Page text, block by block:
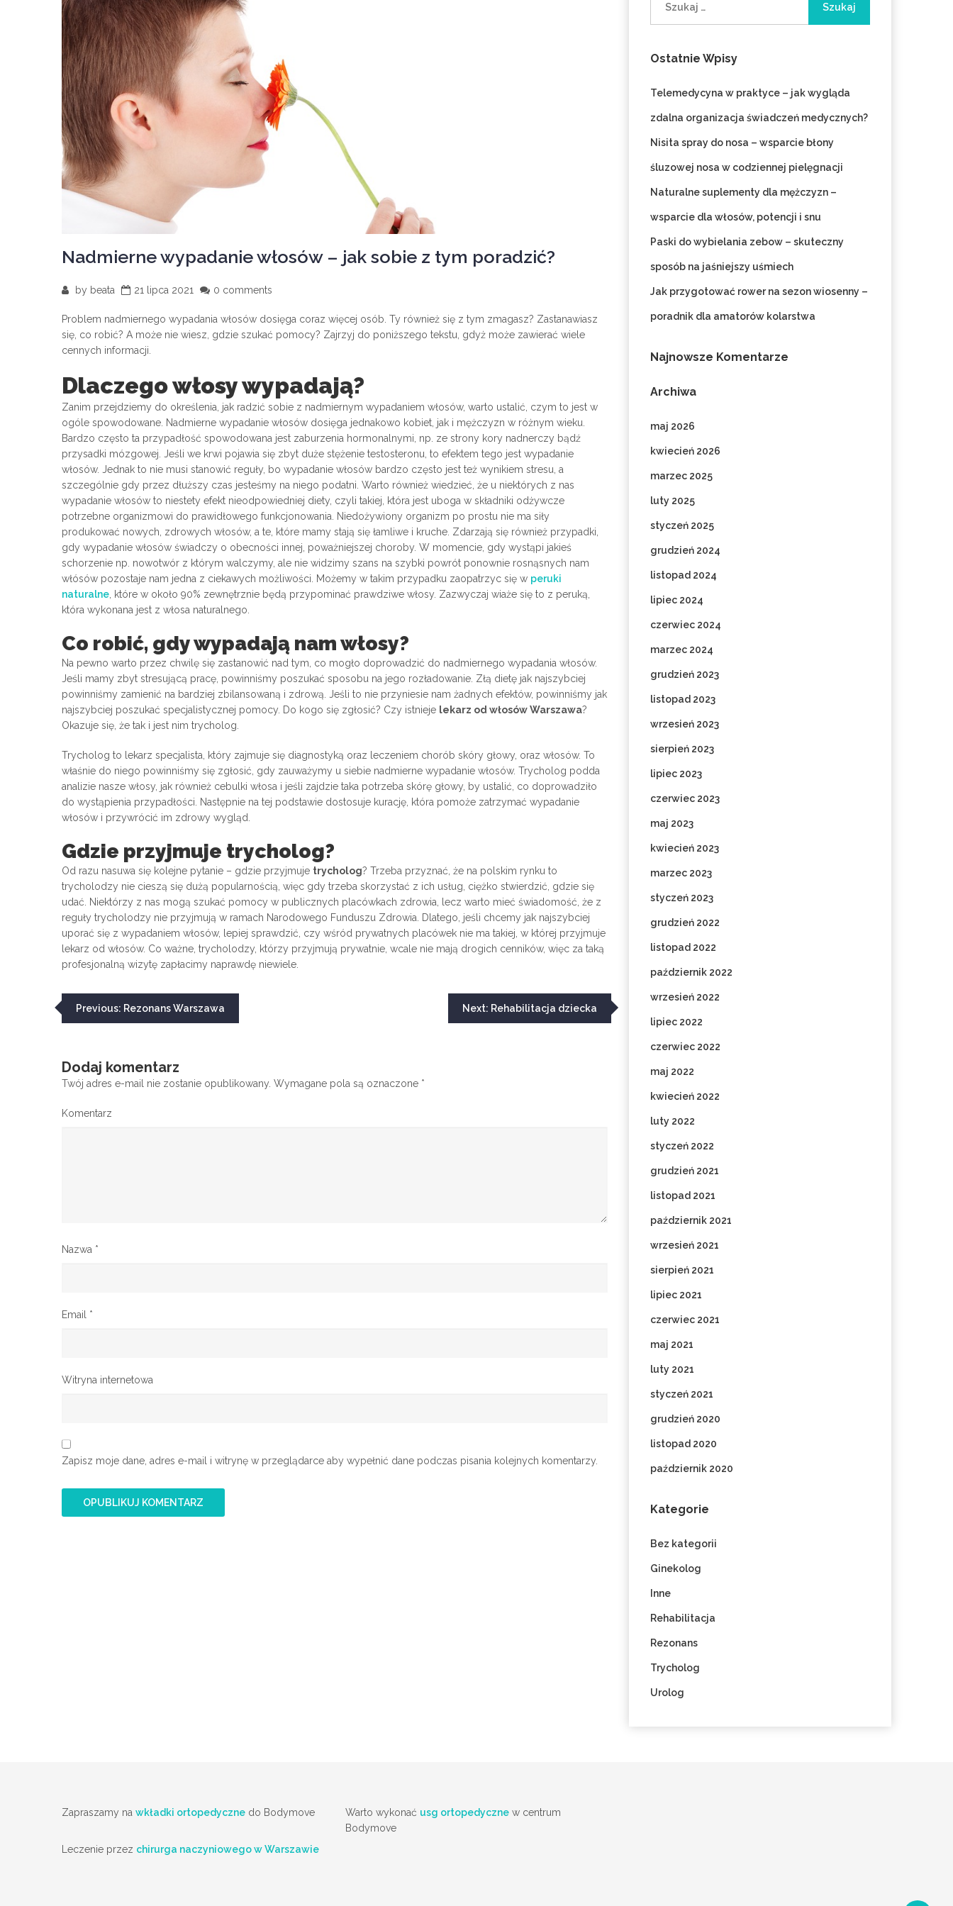
Nadmierne wypadanie włosów – jak sobie z tym poradzić?
by beata 21 lipca 2021 0 comments
Problem nadmiernego wypadania włosów dosięga coraz więcej osób. Ty również się z tym zmagasz? Zastanawiasz
się, co robić? A może nie wiesz, gdzie szukać pomocy? Zajrzyj do poniższego tekstu, gdyż może zawierać wiele
cennych informacji.
Dlaczego włosy wypadają?
Zanim przejdziemy do określenia, jak radzić sobie z nadmiernym wypadaniem włosów, warto ustalić, czym to jest w
ogóle spowodowane. Nadmierne wypadanie włosów dosięga jednakowo kobiet, jak i mężczyzn w różnym wieku.
Bardzo często ta przypadłość spowodowana jest zaburzenia hormonalnymi, np. ze strony kory nadnerczy bądź
przysadki mózgowej. Jeśli we krwi pojawia się zbyt duże stężenie testosteronu, to efektem tego jest wypadanie
włosów. Jednak to nie musi stanowić reguły, bo wypadanie włosów bardzo często jest też wynikiem stresu, a
szczególnie gdy przez dłuższy czas jesteśmy na niego podatni. Warto również wiedzieć, że u niektórych z nas
wypadanie włosów to niestety efekt nieodpowiedniej diety, czyli takiej, która jest uboga w składniki odżywcze
potrzebne organizmowi do prawidłowego funkcjonowania. Niedożywiony organizm po prostu nie ma siły
produkować nowych, zdrowych włosów, a te, które mamy stają się łamliwe i kruche. Zdarzają się również przypadki,
gdy wypadanie włosów świadczy o obecności innej, poważniejszej choroby. W momencie, gdy wystąpi jakieś
schorzenie np. nowotwór z którym walczymy, ale nie widzimy szans na szybki powrót ponownie rosnąsnych nam
włósów pozostaje nam jedna z ciekawych możliwości. Możemy w takim przypadku zaopatrzyc się w peruki
naturalne , które w około 90% zewnętrznie będą przypominać prawdziwe włosy. Zazwyczaj wiaże się to z peruką,
która wykonana jest z włosa naturalnego.
Co robić, gdy wypadają nam włosy?
Na pewno warto przez chwilę się zastanowić nad tym, co mogło doprowadzić do nadmiernego wypadania włosów.
Jeśli mamy zbyt stresującą pracę, powinniśmy poszukać sposobu na jego rozładowanie. Złą dietę jak najszybciej
powinniśmy zamienić na bardziej zbilansowaną i zdrową. Jeśli to nie przyniesie nam żadnych efektów, powinniśmy jak
najszybciej poszukać specjalistycznej pomocy. Do kogo się zgłosić? Czy istnieje lekarz od włosów Warszawa?
Okazuje się, że tak i jest nim trycholog.
Trycholog to lekarz specjalista, który zajmuje się diagnostyką oraz leczeniem chorób skóry głowy, oraz włosów. To
właśnie do niego powinniśmy się zgłosić, gdy zauważymy u siebie nadmierne wypadanie włosów. Trycholog podda
analizie nasze włosy, jak również cebulki włosa i jeśli zajdzie taka potrzeba skórę głowy, by ustalić, co doprowadziło
do wystąpienia przypadłości. Następnie na tej podstawie dostosuje kurację, która pomoże zatrzymać wypadanie
włosów i przywrócić im zdrowy wygląd.
Gdzie przyjmuje trycholog?
Od razu nasuwa się kolejne pytanie – gdzie przyjmuje trycholog? Trzeba przyznać, że na polskim rynku to
trycholodzy nie cieszą się dużą popularnością, więc gdy trzeba skorzystać z ich usług, ciężko stwierdzić, gdzie się
udać. Niektórzy z nas mogą szukać pomocy w publicznych placówkach zdrowia, lecz warto mieć świadomość, że z
reguły trycholodzy nie przyjmują w ramach Narodowego Funduszu Zdrowia. Dlatego, jeśli chcemy jak najszybciej
uporać się z wypadaniem włosów, lepiej sprawdzić, czy wśród prywatnych placówek nie ma takiej, w której przyjmuje
lekarz od włosów. Co ważne, trycholodzy, którzy przyjmują prywatnie, wcale nie mają drogich cenników, więc za taką
profesjonalną wizytę zapłacimy naprawdę niewiele.
Nawigacja
Previous: Rezonans Warszawa Next: Rehabilitacja dziecka
Dodaj komentarz
Twój adres e-mail nie zostanie opublikowany. Wymagane pola są oznaczone *
Komentarz
Nazwa *
Email *
Witryna internetowa
Zapisz moje dane, adres e-mail i witrynę w przeglądarce aby wypełnić dane podczas pisania kolejnych komentarzy.
Ostatnie Wpisy
Telemedycyna w praktyce – jak wygląda
zdalna organizacja świadczeń medycznych?
Nisita spray do nosa – wsparcie błony
śluzowej nosa w codziennej pielęgnacji
Naturalne suplementy dla mężczyzn –
wsparcie dla włosów, potencji i snu
Paski do wybielania zebow – skuteczny
sposób na jaśniejszy uśmiech
Jak przygotować rower na sezon wiosenny –
poradnik dla amatorów kolarstwa
Najnowsze Komentarze
Archiwa
maj 2026
kwiecień 2026
marzec 2025
luty 2025
styczeń 2025
grudzień 2024
listopad 2024
lipiec 2024
czerwiec 2024
marzec 2024
grudzień 2023
listopad 2023
wrzesień 2023
sierpień 2023
lipiec 2023
czerwiec 2023
maj 2023
kwiecień 2023
marzec 2023
styczeń 2023
grudzień 2022
listopad 2022
październik 2022
wrzesień 2022
lipiec 2022
czerwiec 2022
maj 2022
kwiecień 2022
luty 2022
styczeń 2022
grudzień 2021
listopad 2021
październik 2021
wrzesień 2021
sierpień 2021
lipiec 2021
czerwiec 2021
maj 2021
luty 2021
styczeń 2021
grudzień 2020
listopad 2020
październik 2020
Kategorie
Bez kategorii
Ginekolog
Inne
Rehabilitacja
Rezonans
Trycholog
Urolog
Zapraszamy na wkładki ortopedyczne do Bodymove
Leczenie przez chirurga naczyniowego w Warszawie
Warto wykonać usg ortopedyczne w centrum
Bodymove